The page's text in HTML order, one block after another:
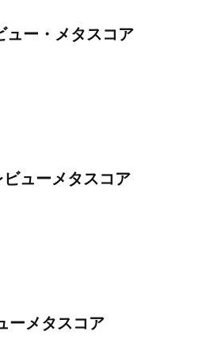
ュー・メタスコア
ビューメタスコア
ーメタスコア